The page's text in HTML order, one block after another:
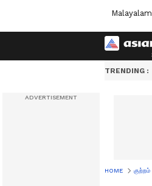
Malayalam
TRENDING :
HOME குற்றம்